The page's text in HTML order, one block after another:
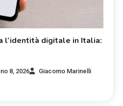
digitale in Italia:
8, 2026 Giacomo Marinelli